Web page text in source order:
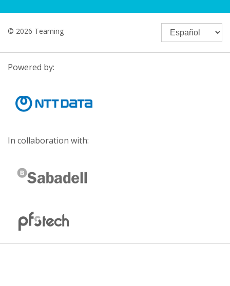
© 2026 Teaming
Powered by:
In collaboration with: